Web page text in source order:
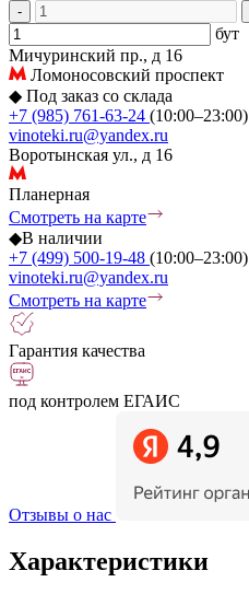
-
бут
Мичуринский пр., д 16
Ломоносовский проспект
◆ Под заказ со склада
+7 (985) 761-63-24 (10:00–23:00)
vinoteki.ru@yandex.ru
Воротынская ул., д 16
Планерная
Смотреть на карте
◆В наличии
+7 (499) 500-19-48 (10:00–23:00)
vinoteki.ru@yandex.ru
Смотреть на карте
Гарантия качества
под контролем ЕГАИС
Отзывы о нас
Характеристики